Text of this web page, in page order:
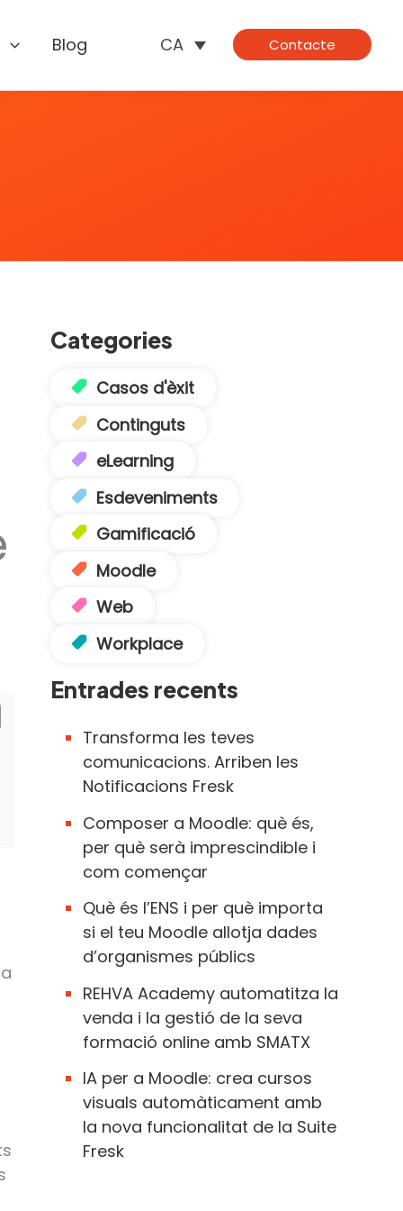
Blog CA Contacte
Categories
Casos d'èxit
Continguts
eLearning
Esdeveniments
Gamificació
Moodle
Web
Workplace
Entrades recents
Transforma les teves
comunicacions. Arriben les
Notificacions Fresk
Composer a Moodle: què és,
per què serà imprescindible i
com començar
Què és l’ENS i per què importa
si el teu Moodle allotja dades
d’organismes públics
REHVA Academy automatitza la
venda i la gestió de la seva
formació online amb SMATX
IA per a Moodle: crea cursos
visuals automàticament amb
la nova funcionalitat de la Suite
Fresk